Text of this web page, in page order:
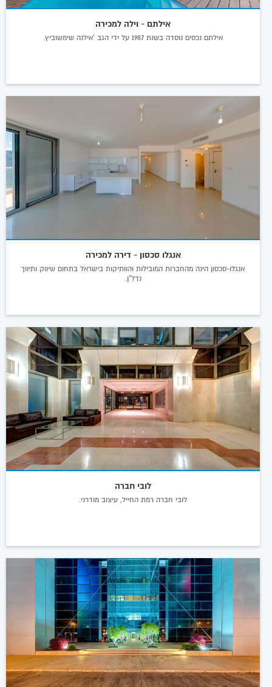
אילתם - וילה למכירה
אילתם נכסים נוסדה בשנת 1987 על ידי הגב 'אילנה שימשוביץ.
אנגלו סכסון - דירה למכירה
אנגלו-סכסון הינה מהחברות המובילות והוותיקות בישראל בתחום שיווק ותיווך
נדל"ן.
לובי חברה
לובי חברה רמת החייל, עיצוב מודרני.